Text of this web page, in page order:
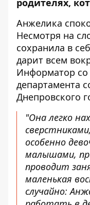
родителях,
Анжелика
Несмотря на
сохранила в
дарит всем
Информатор со
департамента
Днепровского
"Она легко
особенно
малышами,
проводит
маленькая
случайно: